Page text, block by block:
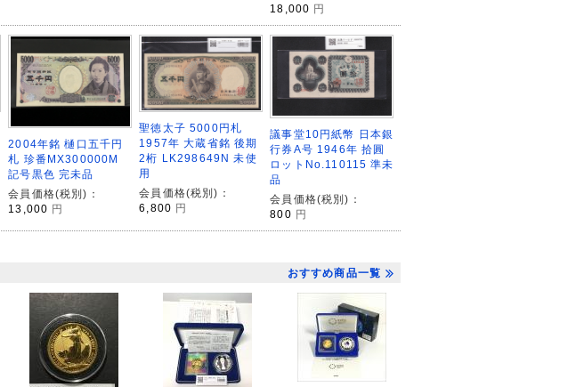
18,000 円
2004年銘 樋口五千円
札 珍番MX300000M
記号黒色 完未品
会員価格(税別)：
13,000 円
聖徳太子 5000円札
1957年 大蔵省銘 後期
2桁 LK298649N 未使
用
会員価格(税別)：
6,800 円
議事堂10円紙幣 日本銀
行券A号 1946年 拾圓
ロットNo.110115 準未
品
会員価格(税別)：
800 円
おすすめ商品一覧